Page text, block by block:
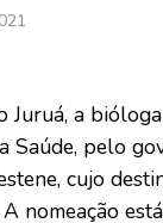
a
pelo
cujo
nomeação